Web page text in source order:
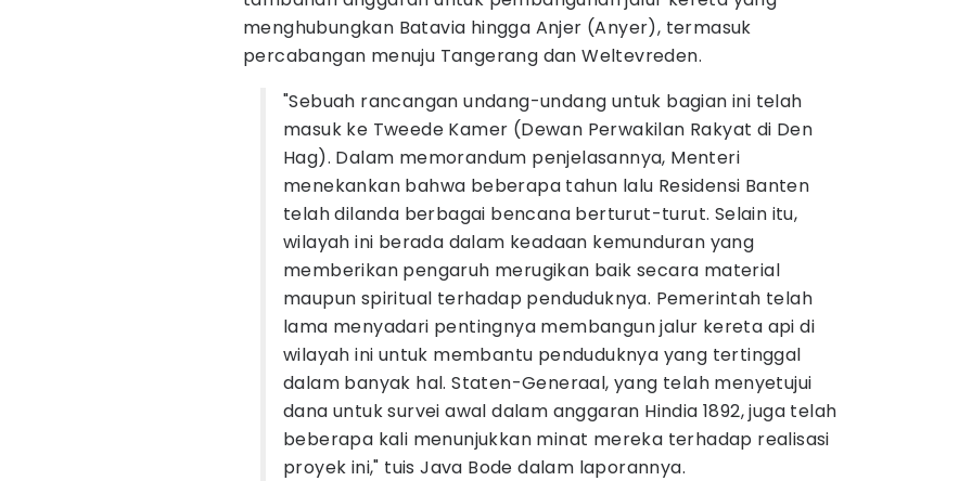
menghubungkan Batavia hingga Anjer (Anyer), termasuk
percabangan menuju Tangerang dan Weltevreden.
"Sebuah rancangan undang-undang untuk bagian ini telah
masuk ke Tweede Kamer (Dewan Perwakilan Rakyat di Den
Hag). Dalam memorandum penjelasannya, Menteri
menekankan bahwa beberapa tahun lalu Residensi Banten
telah dilanda berbagai bencana berturut-turut. Selain itu,
wilayah ini berada dalam keadaan kemunduran yang
memberikan pengaruh merugikan baik secara material
maupun spiritual terhadap penduduknya. Pemerintah telah
lama menyadari pentingnya membangun jalur kereta api di
wilayah ini untuk membantu penduduknya yang tertinggal
dalam banyak hal. Staten-Generaal, yang telah menyetujui
dana untuk survei awal dalam anggaran Hindia 1892, juga telah
beberapa kali menunjukkan minat mereka terhadap realisasi
proyek ini," tuis Java Bode dalam laporannya.